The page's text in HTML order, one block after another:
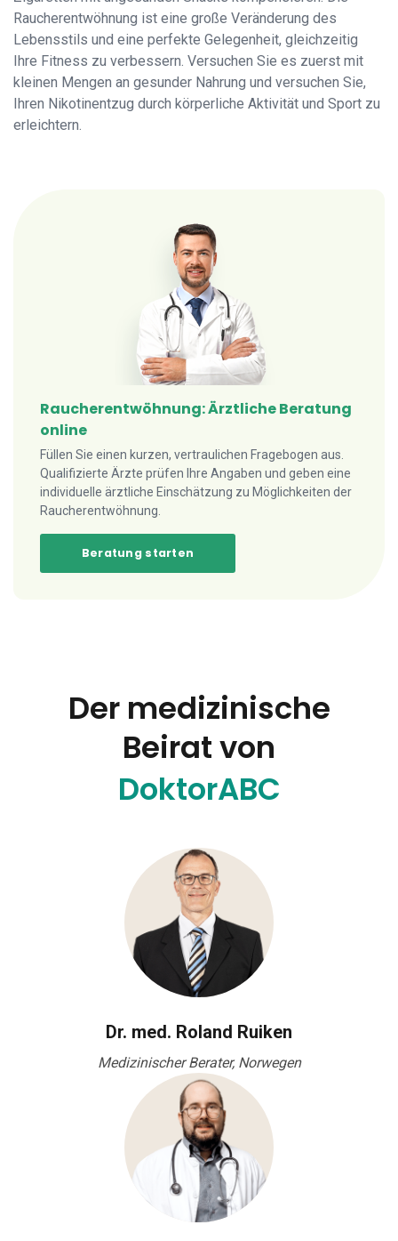
Raucherentwöhnung ist eine große Veränderung des
Lebensstils und eine perfekte Gelegenheit, gleichzeitig
Ihre Fitness zu verbessern. Versuchen Sie es zuerst mit
kleinen Mengen an gesunder Nahrung und versuchen Sie,
Ihren Nikotinentzug durch körperliche Aktivität und Sport zu
erleichtern.
Raucherentwöhnung: Ärztliche Beratung
online
Füllen Sie einen kurzen, vertraulichen Fragebogen aus.
Qualifizierte Ärzte prüfen Ihre Angaben und geben eine
individuelle ärztliche Einschätzung zu Möglichkeiten der
Raucherentwöhnung.
Beratung starten
Der medizinische
Beirat von
DoktorABC
Dr. med. Roland Ruiken
Medizinischer Berater, Norwegen